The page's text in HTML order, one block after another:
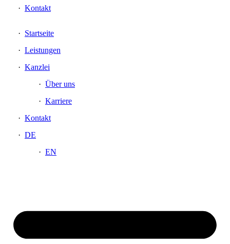
Kontakt
Startseite
Leistungen
Kanzlei
Über uns
Karriere
Kontakt
DE
EN